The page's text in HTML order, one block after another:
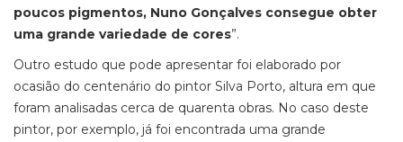
poucos pigmentos, Nuno Gonçalves consegue obter
uma grande variedade de cores”.
Outro estudo que pode apresentar foi elaborado por
ocasião do centenário do pintor Silva Porto, altura em que
foram analisadas cerca de quarenta obras. No caso deste
pintor, por exemplo, já foi encontrada uma grande